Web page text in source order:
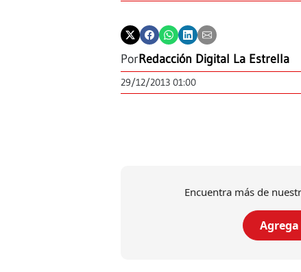
PorRedacción Digital La Estrella
29/12/2013 01:00
Encuentra más de